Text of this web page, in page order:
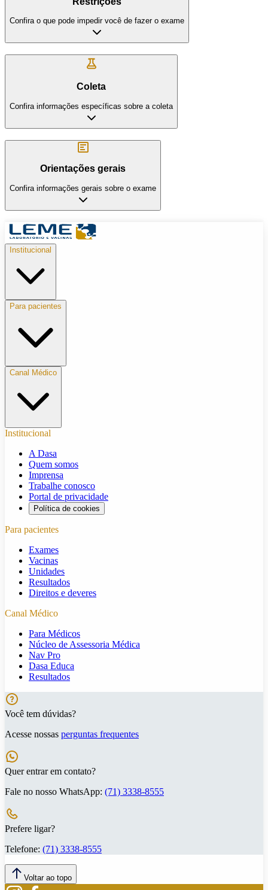
Confira o que pode impedir você de fazer o exame
Coleta
Confira informações específicas sobre a coleta
Orientações gerais
Confira informações gerais sobre o exame
Institucional
Para pacientes
Canal Médico
Institucional
A Dasa
Quem somos
Imprensa
Trabalhe conosco
Portal de privacidade
Política de cookies
Para pacientes
Exames
Vacinas
Unidades
Resultados
Direitos e deveres
Canal Médico
Para Médicos
Núcleo de Assessoria Médica
Nav Pro
Dasa Educa
Resultados
Você tem dúvidas?
Acesse nossas perguntas frequentes
Quer entrar em contato?
Fale no nosso WhatsApp: (71) 3338-8555
Prefere ligar?
Telefone: (71) 3338-8555
Voltar ao topo